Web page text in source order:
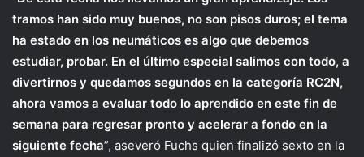
tramos han sido muy buenos, no son pisos duros; el tema
ha estado en los neumáticos es algo que debemos
estudiar, probar. En el último especial salimos con todo, a
divertirnos y quedamos segundos en la categoría RC2N,
ahora vamos a evaluar todo lo aprendido en este fin de
semana para regresar pronto y acelerar a fondo en la
siguiente fecha”, aseveró Fuchs quien finalizó sexto en la